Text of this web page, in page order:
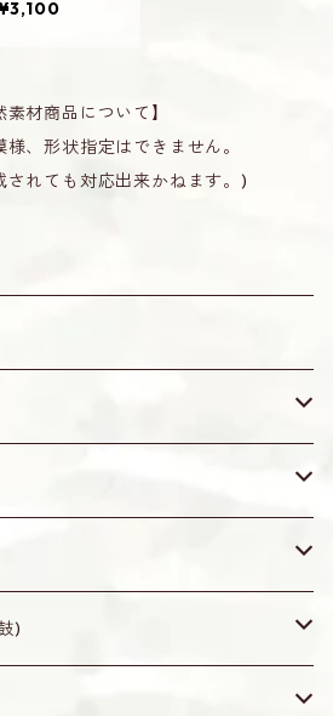
チュラル) ティ
¥3,100
素材商品について】
、形状指定はできません。
されても対応出来かねます。)
)